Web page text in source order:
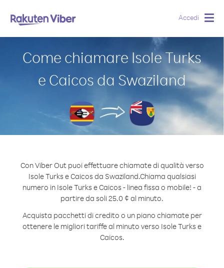
Accedi
Come chiamare Isole Turks
e Caicos da Swaziland
Con Viber Out puoi effettuare chiamate di qualità verso
Isole Turks e Caicos da Swaziland.Chiama qualsiasi
numero in Isole Turks e Caicos - linea fissa o mobile! - a
partire da soli 25.0 ¢ al minuto.
Acquista pacchetti di credito o un piano chiamate per
ottenere le migliori tariffe al minuto verso Isole Turks e
Caicos.